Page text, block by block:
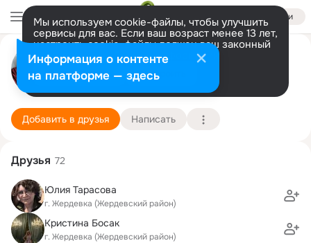
Войти
Мы используем cookie-файлы, чтобы улучшить
сервисы для вас. Если ваш возраст менее 13 лет,
настроить cookie-файлы должен ваш законный
представитель. Больше информации
Разрешить все Настроить
Александр Лим
Москва 16 ноября (44 года)
Подробнее
Добавить в друзья Написать
Друзья 72
Юлия Тарасова
г. Жердевка (Жердевский район)
Кристина Босак
г. Жердевка (Жердевский район)
Информация о контенте
на платформе — здесь